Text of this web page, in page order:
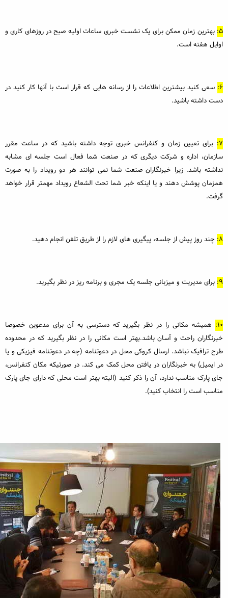
5: بهترین زمان ممکن برای یک نشست خبری ساعات اولیه صبح در روزهای کاری و
اوایل هفته است.
6: سعی کنید بیشترین اطلاعات را از رسانه هایی که قرار است با آنها کار کنید در
دست داشته باشید.
7: برای تعیین زمان و کنفرانس خبری توجه داشته باشید که در ساعت مقرر
سازمان، اداره و شرکت دیگری که در صنعت شما فعال است جلسه ای مشابه
نداشته باشد. زیرا خبرنگاران صنعت شما نمی توانند هر دو رویداد را به صورت
همزمان پوشش دهند و یا اینکه خبر شما تحت الشعاع رویداد مهمتر قرار خواهد
گرفت.
8: چند روز پیش از جلسه، پیگیری های لازم را از طریق تلفن انجام دهید.
9: برای مدیریت و میزبانی جلسه یک مجری و برنامه ریز در نظر بگیرید.
10: همیشه مکانی را در نظر بگیرید که دسترسی به آن برای مدعوین خصوصا
خبرنگاران راحت و آسان باشد.بهتر است مکانی را در نظر بگیرید که در محدوده
طرح ترافیک نباشد. ارسال کروکی محل در دعوتنامه (چه در دعوتنامه فیزیکی و یا
در ایمیل) به خبرنگاران در یافتن محل کمک می کند. در صورتیکه مکان کنفرانس،
جای پارک مناسب ندارد، آن را ذکر کنید (البته بهتر است محلی که دارای جای پارک
مناسب است را انتخاب کنید).